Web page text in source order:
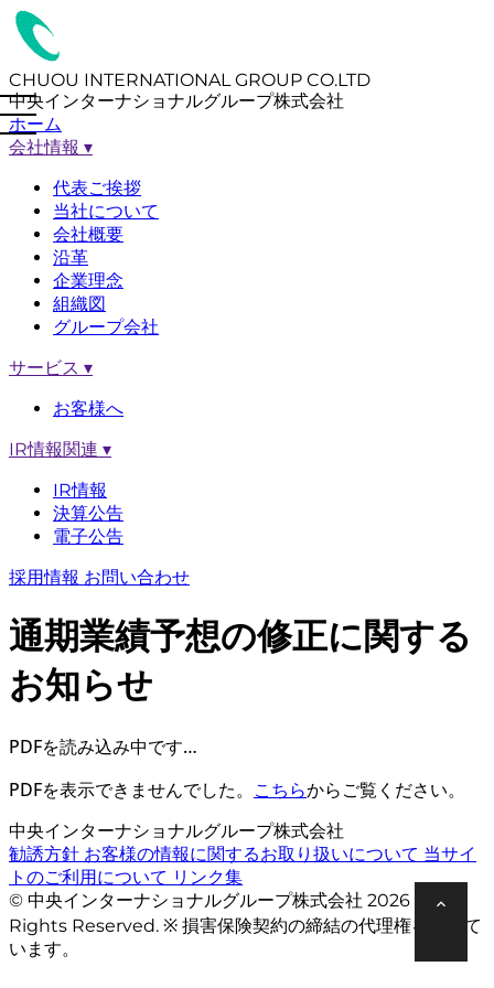
CHUOU INTERNATIONAL GROUP CO.LTD
中央インターナショナルグループ株式会社
ホーム
会社情報 ▾
代表ご挨拶
当社について
会社概要
沿革
企業理念
組織図
グループ会社
サービス ▾
お客様へ
IR情報関連 ▾
IR情報
決算公告
電子公告
採用情報 お問い合わせ
通期業績予想の修正に関する
お知らせ
PDFを読み込み中です…
PDFを表示できませんでした。 こちらからご覧ください。
中央インターナショナルグループ株式会社
勧誘方針 お客様の情報に関するお取り扱いについて 当サイ
トのご利用について リンク集
© 中央インターナショナルグループ株式会社 2026 All
Rights Reserved. ※ 損害保険契約の締結の代理権を有して
います。